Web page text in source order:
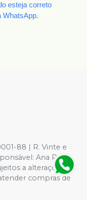
esteja correto
WhatsApp.
88 | R. Vinte e
Ana Paula
a alterações.
compras de